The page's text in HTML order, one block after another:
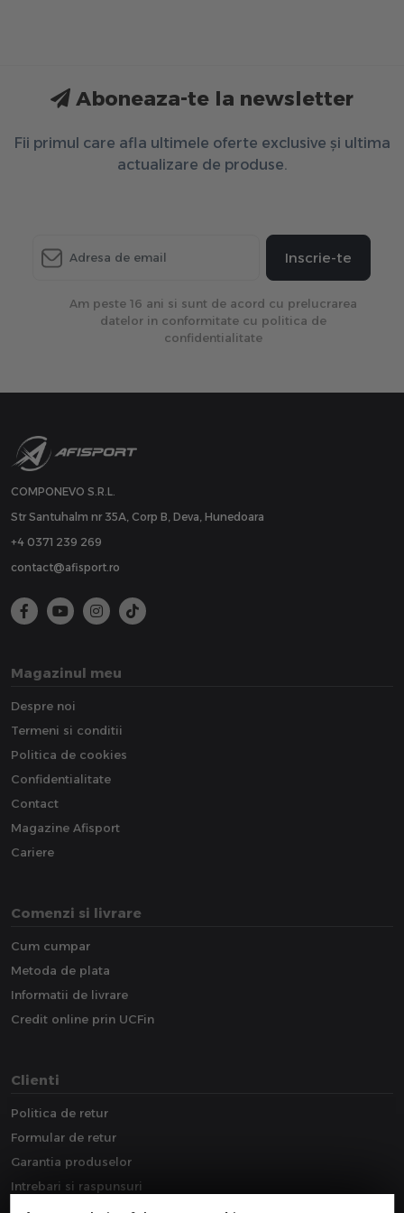
Aboneaza-te la newsletter
Fii primul care afla ultimele oferte exclusive și ultima
actualizare de produse.
Inscrie-te
Am peste 16 ani si sunt de acord cu prelucrarea
datelor in conformitate cu politica de
confidentialitate
COMPONEVO S.R.L.
Str Santuhalm nr 35A, Corp B, Deva, Hunedoara
+4 0371 239 269
contact@afisport.ro
Magazinul meu
Despre noi
Termeni si conditii
Politica de cookies
Confidentialitate
Contact
Magazine Afisport
Cariere
Comenzi si livrare
Cum cumpar
Metoda de plata
Informatii de livrare
Credit online prin UCFin
Clienti
Politica de retur
Formular de retur
Garantia produselor
Intrebari si raspunsuri